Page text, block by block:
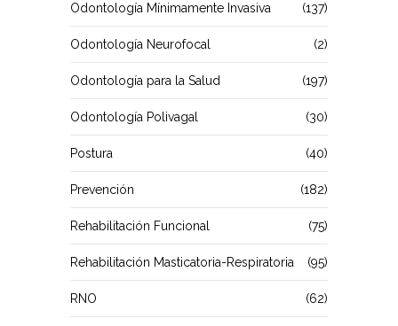
Odontología Mínimamente Invasiva (137)
Odontología Neurofocal (2)
Odontología para la Salud (197)
Odontología Polivagal (30)
Postura (40)
Prevención (182)
Rehabilitación Funcional (75)
Rehabilitación Masticatoria-Respiratoria (95)
RNO (62)